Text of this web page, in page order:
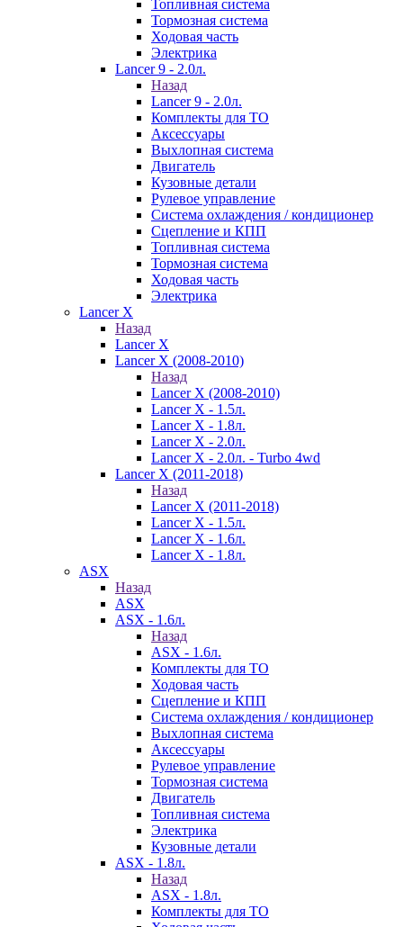
Топливная система
Тормозная система
Ходовая часть
Электрика
Lancer 9 - 2.0л.
Назад
Lancer 9 - 2.0л.
Комплекты для ТО
Аксессуары
Выхлопная система
Двигатель
Кузовные детали
Рулевое управление
Система охлаждения / кондиционер
Сцепление и КПП
Топливная система
Тормозная система
Ходовая часть
Электрика
Lancer X
Назад
Lancer X
Lancer X (2008-2010)
Назад
Lancer X (2008-2010)
Lancer X - 1.5л.
Lancer X - 1.8л.
Lancer X - 2.0л.
Lancer X - 2.0л. - Turbo 4wd
Lancer X (2011-2018)
Назад
Lancer X (2011-2018)
Lancer X - 1.5л.
Lancer X - 1.6л.
Lancer X - 1.8л.
ASX
Назад
ASX
ASX - 1.6л.
Назад
ASX - 1.6л.
Комплекты для ТО
Ходовая часть
Сцепление и КПП
Система охлаждения / кондиционер
Выхлопная система
Аксессуары
Рулевое управление
Тормозная система
Двигатель
Топливная система
Электрика
Кузовные детали
ASX - 1.8л.
Назад
ASX - 1.8л.
Комплекты для ТО